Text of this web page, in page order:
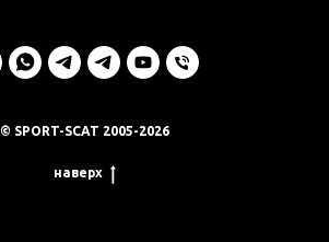
© SPORT-SCAT 2005-2026
наверх